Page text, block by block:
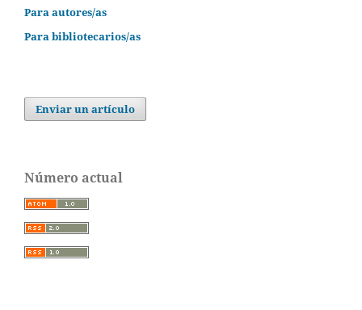
Para autores/as
Para bibliotecarios/as
Enviar un artículo
Número actual